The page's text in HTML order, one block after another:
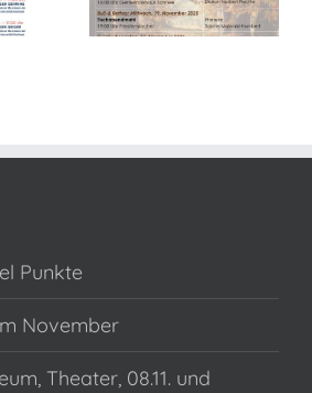
Punkte
November
Theater, 08.11. und